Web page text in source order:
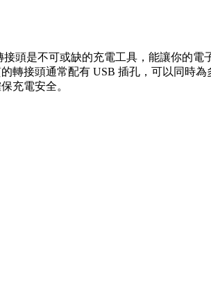
接頭是不可或缺的充電工具，能讓你的
轉接頭通常配有 USB 插孔，可以同時
充電安全。